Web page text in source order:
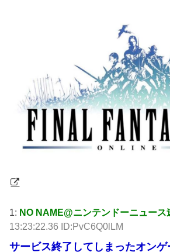
1: NO NAME@ニンテンドーニュース
13:23:22.36 ID:PvC6Q0lLM
サービス終了してしまったオン